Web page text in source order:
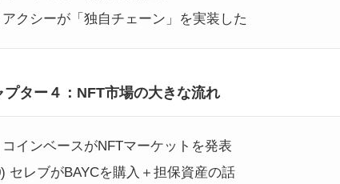
アクシーが「独自チェーン」を実装した
プター４：NFT市場の大きな流れ
コインベースがNFTマーケットを発表
セレブがBAYCを購入＋担保資産の話